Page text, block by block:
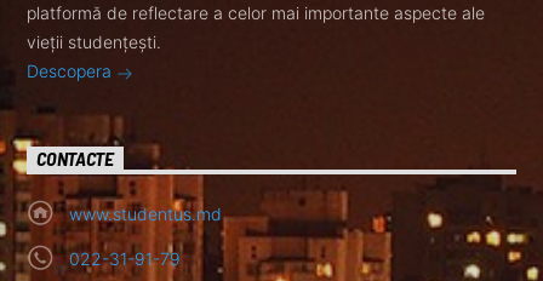
platformă de reflectare a celor mai importante aspecte ale
vieții studențești.
Descopera
CONTACTE
www.studentus.md
022-31-91-79